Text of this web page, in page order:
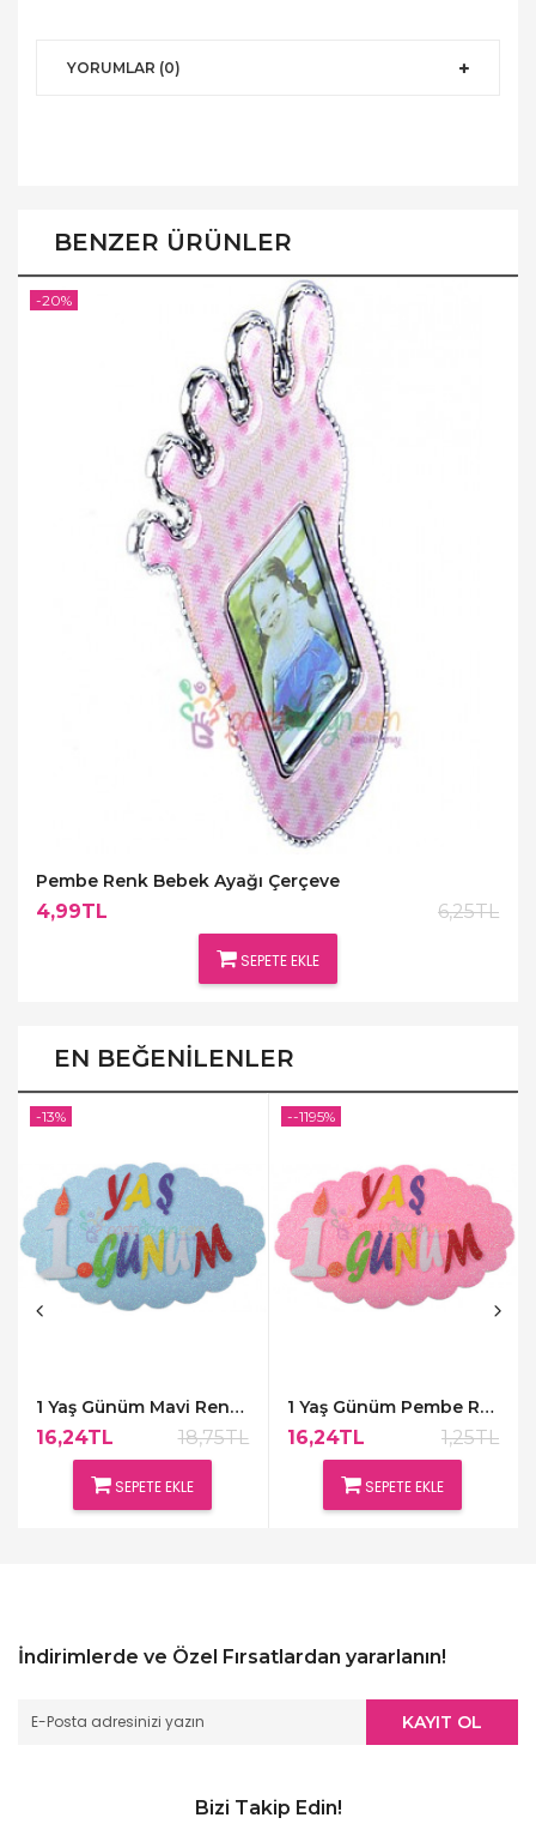
YORUMLAR (0)
BENZER ÜRÜNLER
Pembe Renk Bebek Ayağı Çerçeve
4,99TL 6,25TL
SEPETE EKLE
-20%
EN BEĞENILENLER
-13%
1 Yaş Günüm Mavi Renk Kapı Süsü,48x30cm
16,24TL 18,75TL
SEPETE EKLE
--1195%
1 Yaş Günüm Pembe Renk Kapı Süsü,48x30cm
16,24TL 1,25TL
SEPETE EKLE
İndirimlerde ve Özel Fırsatlardan yararlanın!
KAYIT OL
Bizi Takip Edin!